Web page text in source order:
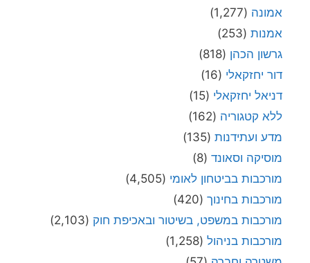
אמונה (1,277)
אמנות (253)
גרשון הכהן (818)
דור יחזקאלי (16)
דניאל יחזקאלי (15)
ללא קטגוריה (162)
מדע ועתידנות (135)
מוסיקה וסאונד (8)
מורכבות בביטחון לאומי (4,505)
מורכבות בחינוך (420)
מורכבות במשפט, בשיטור ובאכיפת חוק (2,103)
מורכבות בניהול (1,258)